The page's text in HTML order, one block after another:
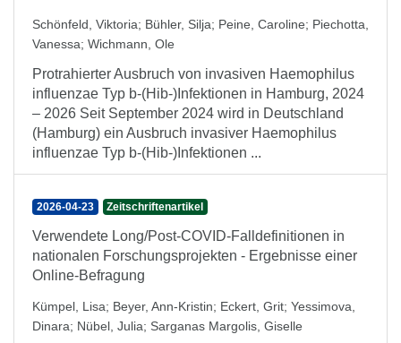
Schönfeld, Viktoria; Bühler, Silja; Peine, Caroline; Piechotta,
Vanessa; Wichmann, Ole
Protrahierter Ausbruch von invasiven Haemophilus
influenzae Typ b-(Hib-)Infektionen in Hamburg, 2024
– 2026 Seit September 2024 wird in Deutschland
(Hamburg) ein Ausbruch invasiver Haemophilus
influenzae Typ b-(Hib-)Infektionen ...
2026-04-23 Zeitschriftenartikel
Verwendete Long/Post-COVID-Falldefinitionen in
nationalen Forschungsprojekten - Ergebnisse einer
Online-Befragung
Kümpel, Lisa; Beyer, Ann-Kristin; Eckert, Grit; Yessimova,
Dinara; Nübel, Julia; Sarganas Margolis, Giselle